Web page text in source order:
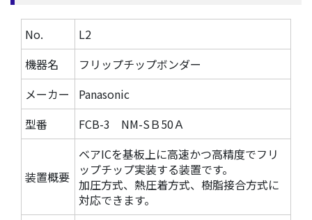
No.
L2
機器名
フリップチップボンダー
メーカー
Panasonic
型番
FCB-3 NM-SＢ50Ａ
装置概要
ベアICを基板上に高速かつ高精度でフリ
ップチップ実装する装置です。
加圧方式、熱圧着方式、樹脂接合方式に
対応できます。